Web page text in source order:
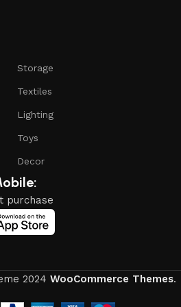
operational characteristics,
products, a long period of use
safety.
Storage
Textiles
Lighting
Toys
Decor
purchase
2024 WooCommerce Themes.